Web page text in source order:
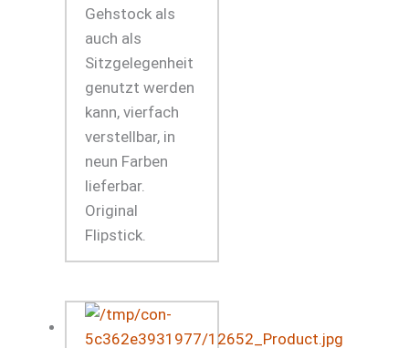
Gehstock als
auch als
Sitzgelegenheit
genutzt werden
kann, vierfach
verstellbar, in
neun Farben
lieferbar.
Original
Flipstick.